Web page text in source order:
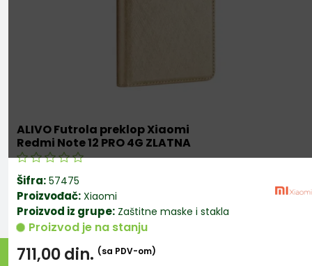
ALIVO Futrola preklop Xiaomi
Redmi Note 12 PRO 4G ZLATNA
Šifra: 57475
Proizvođač: Xiaomi
Proizvod iz grupe: Zaštitne maske i stakla
Proizvod je na stanju
711,00din. (sa PDV-om)